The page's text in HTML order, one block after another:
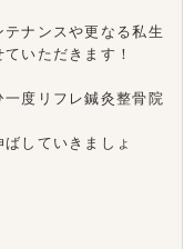
テナンスや更なる私生
いただきます！
度リフレ鍼灸整骨院
していきましょ